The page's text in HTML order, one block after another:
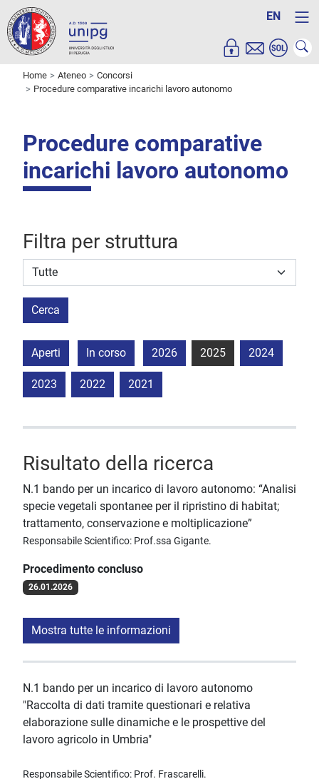
EN
Home Ateneo
Concorsi
Procedure comparative incarichi lavoro autonomo
Procedure comparative
incarichi lavoro autonomo
Filtra per struttura
Struttura stipulante
Cerca
Aperti In corso 2026 2025 2024
2023 2022 2021
Risultato della ricerca
N.1 bando per un incarico di lavoro autonomo: “Analisi
specie vegetali spontanee per il ripristino di habitat;
trattamento, conservazione e moltiplicazione”
Responsabile Scientifico: Prof.ssa Gigante.
Procedimento concluso
26.01.2026
Mostra tutte le informazioni
N.1 bando per un incarico di lavoro autonomo
"Raccolta di dati tramite questionari e relativa
elaborazione sulle dinamiche e le prospettive del
lavoro agricolo in Umbria"
Responsabile Scientifico: Prof. Frascarelli.